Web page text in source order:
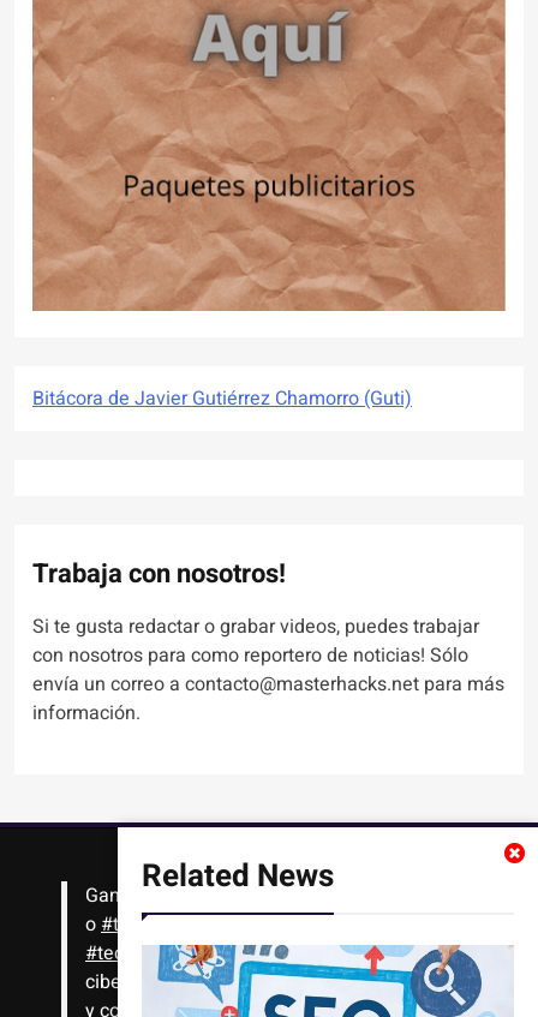
Related News
Bitácora de Javier Gutiérrez Chamorro (Guti)
Trabaja con nosotros!
Si te gusta redactar o grabar videos, puedes trabajar
con nosotros para como reportero de noticias! Sólo
envía un correo a contacto@masterhacks.net para más
información.
Gana #Bitcoinsolo con leer artículos, noticias
o#tutorialesinteresantes de ciencia,
#tecnología,#criptomonedas , seguridad
cibernética y más!! Sólo tienes que registrarte
y comenzar a navegar